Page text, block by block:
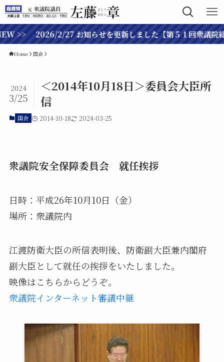
2026/2/27 お知らせを更新しました【第５１回衆議院総選挙
Home 国会
＜2014年10月18日＞委員会大臣所
信
2024
3/25
国会 2014-10-18 2024-03-25
衆議院安全保障委員会 就任挨拶
日時：平成26年10月10日（金）
場所：衆議院内
江渡防衛大臣の所信表明後、防衛副大臣兼内閣府
副大臣として就任の挨拶をいたしました。
映像はこちらからどうぞ。
衆議院インターネット審議中継